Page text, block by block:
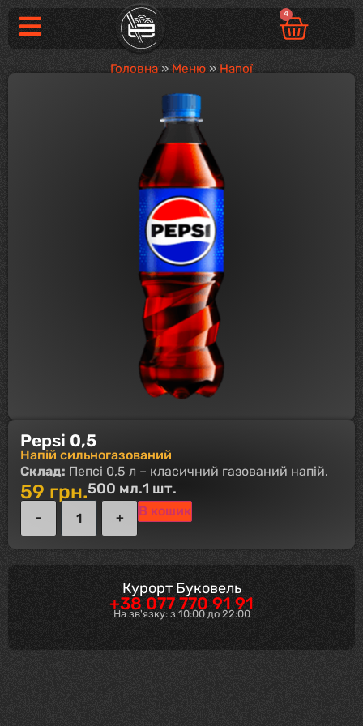
4
Головна » Меню » Напої
Pepsi 0,5
Напій сильногазований
Склад: Пепсі 0,5 л – класичний газований напій.
59 грн.500 мл.1 шт.
В кошик
Курорт Буковель
+38 077 770 91 91
На зв'язку: з 10:00 до 22:00